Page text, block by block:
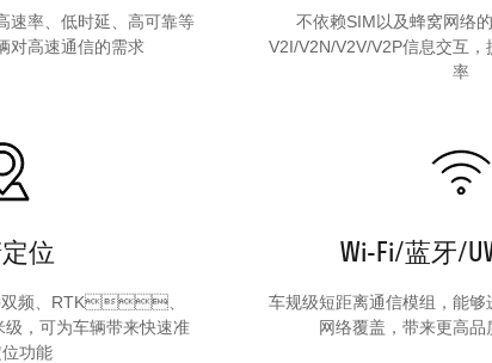
率、低时延、高可靠等
对高速通信的需求
不依赖SIM以及蜂窝网络
V2I/V2N/V2V/V2P信息交互
率
位
双频、RTK、
，可为车辆带来快速准
功能
Wi-Fi/蓝牙/
车规级短距离通信模组，
网络覆盖，带来更高